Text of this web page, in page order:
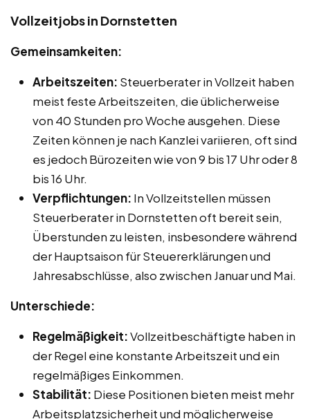
Vollzeitjobs in Dornstetten
Gemeinsamkeiten:
Arbeitszeiten: Steuerberater in Vollzeit haben
meist feste Arbeitszeiten, die üblicherweise
von 40 Stunden pro Woche ausgehen. Diese
Zeiten können je nach Kanzlei variieren, oft sind
es jedoch Bürozeiten wie von 9 bis 17 Uhr oder 8
bis 16 Uhr.
Verpflichtungen: In Vollzeitstellen müssen
Steuerberater in Dornstetten oft bereit sein,
Überstunden zu leisten, insbesondere während
der Hauptsaison für Steuererklärungen und
Jahresabschlüsse, also zwischen Januar und Mai.
Unterschiede:
Regelmäßigkeit:Vollzeitbeschäftigte haben in
der Regel eine konstante Arbeitszeit und ein
regelmäßiges Einkommen.
Stabilität: Diese Positionen bieten meist mehr
Arbeitsplatzsicherheit und möglicherweise